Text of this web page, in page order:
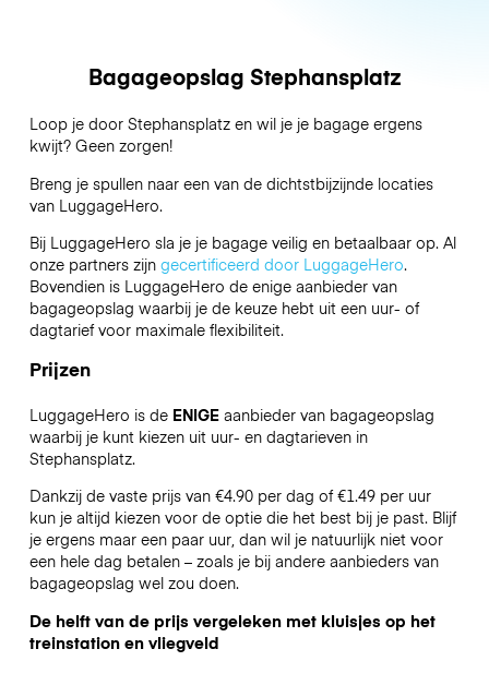
Bagageopslag Stephansplatz
Loop je door Stephansplatz en wil je je bagage ergens
kwijt? Geen zorgen!
Breng je spullen naar een van de dichtstbijzijnde locaties
van LuggageHero.
Bij LuggageHero sla je je bagage veilig en betaalbaar op. Al
onze partners zijn gecertificeerd door LuggageHero.
Bovendien is LuggageHero de enige aanbieder van
bagageopslag waarbij je de keuze hebt uit een uur- of
dagtarief voor maximale flexibiliteit.
Prijzen
LuggageHero is de ENIGEaanbieder van bagageopslag
waarbij je kunt kiezen uit uur- en dagtarieven in
Stephansplatz.
Dankzij de vaste prijs van €4.90 per dag of €1.49 per uur
kun je altijd kiezen voor de optie die het best bij je past. Blijf
je ergens maar een paar uur, dan wil je natuurlijk niet voor
een hele dag betalen – zoals je bij andere aanbieders van
bagageopslag wel zou doen.
De helft van de prijs vergeleken met kluisjes op het
treinstation en vliegveld